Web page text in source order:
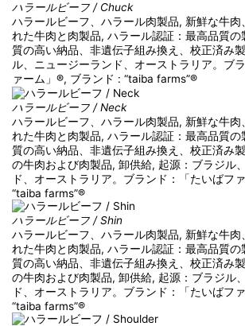
ハラールビーフ / Chuck
ハラールビーフ、ハラール肉製品, 新鮮な牛肉
れた牛肉と肉製品, ハラール認証：最高品質の
質の高い納品、非遺伝子組み換え、校正済み
ル、ニュージーランド、オーストラリア。ブ
ァーム」®, ブランド : “taiba farms”®
ハラールビーフ / Neck
ハラールビーフ、ハラール肉製品, 新鮮な牛肉
れた牛肉と肉製品, ハラール認証：最高品質の
質の高い納品、非遺伝子組み換え、校正済み
の牛肉および肉製品, 卸供給, 起源：ブラジル
ド、オーストラリア。ブランド：「たいばフ
“taiba farms”®
ハラールビーフ / Shin
ハラールビーフ、ハラール肉製品, 新鮮な牛肉
れた牛肉と肉製品, ハラール認証：最高品質の
質の高い納品、非遺伝子組み換え、校正済み
の牛肉および肉製品, 卸供給, 起源：ブラジル
ド、オーストラリア。ブランド：「たいばフ
“taiba farms”®